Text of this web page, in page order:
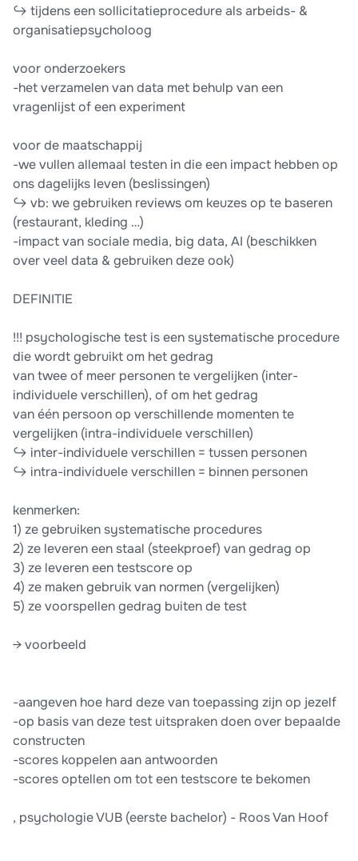
↪ tijdens een sollicitatieprocedure als arbeids- &
organisatiepsycholoog
voor onderzoekers
-het verzamelen van data met behulp van een
vragenlijst of een experiment
voor de maatschappij
-we vullen allemaal testen in die een impact hebben op
ons dagelijks leven (beslissingen)
↪ vb: we gebruiken reviews om keuzes op te baseren
(restaurant, kleding …)
-impact van sociale media, big data, AI (beschikken
over veel data & gebruiken deze ook)
DEFINITIE
!!! psychologische test is een systematische procedure
die wordt gebruikt om het gedrag
van twee of meer personen te vergelijken (inter-
individuele verschillen), of om het gedrag
van één persoon op verschillende momenten te
vergelijken (intra-individuele verschillen)
↪ inter-individuele verschillen = tussen personen
↪ intra-individuele verschillen = binnen personen
kenmerken:
1) ze gebruiken systematische procedures
2) ze leveren een staal (steekproef) van gedrag op
3) ze leveren een testscore op
4) ze maken gebruik van normen (vergelijken)
5) ze voorspellen gedrag buiten de test
→ voorbeeld
-aangeven hoe hard deze van toepassing zijn op jezelf
-op basis van deze test uitspraken doen over bepaalde
constructen
-scores koppelen aan antwoorden
-scores optellen om tot een testscore te bekomen
, psychologie VUB (eerste bachelor) - Roos Van Hoof